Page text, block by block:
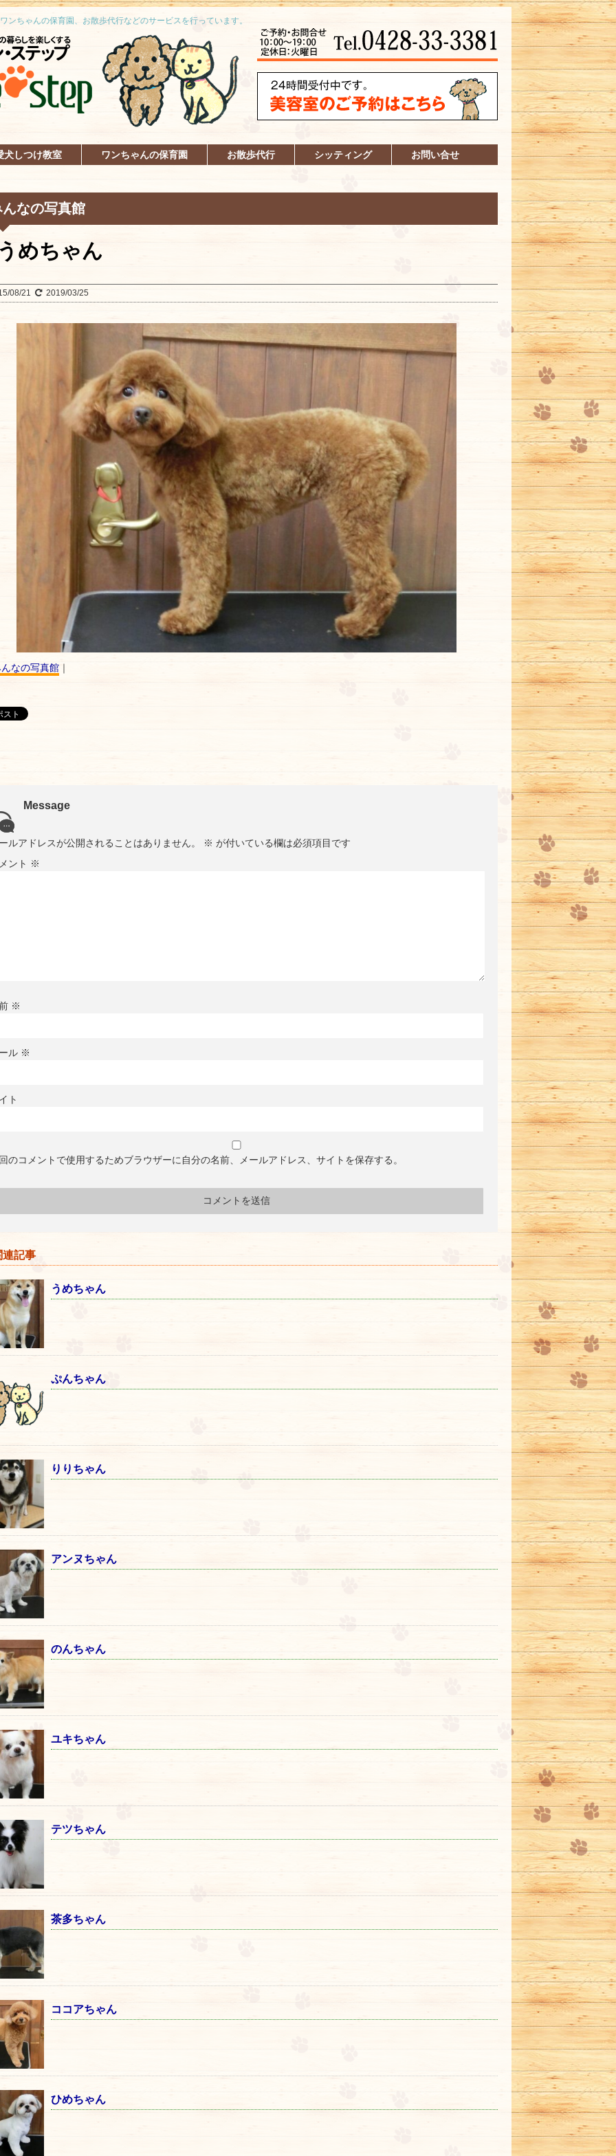
ちゃんの保育園、お散歩代行などのサービスを行っています。
犬しつけ教室 ワンちゃんの保育園 お散歩代行 シッティング お問い合せ
んなの写真館
めちゃん
08/21 2019/03/25
なの写真館 ｜
Message
ルアドレスが公開されることはありません。 ※ が付いている欄は必須項目です
ント ※
※
ル ※
ト
のコメントで使用するためブラウザーに自分の名前、メールアドレス、サイトを保存する。
記事
うめちゃん
ぷんちゃん
りりちゃん
アンヌちゃん
のんちゃん
ユキちゃん
テツちゃん
茶多ちゃん
ココアちゃん
ひめちゃん